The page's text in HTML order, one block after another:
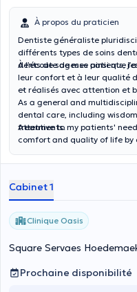
À propos du praticien
Dentiste généraliste
différents types de soins
dents de sagesse ainsi que
À l’écoute de mes patients,
leur confort et à leur qualité
et réalisés avec attention et
--
As a general and
dental care, including
treatments.
Attentive to my patients'
comfort and quality of life
Cabinet 1
Clinique Oasis
Square Servaes
Prochaine disponibilité